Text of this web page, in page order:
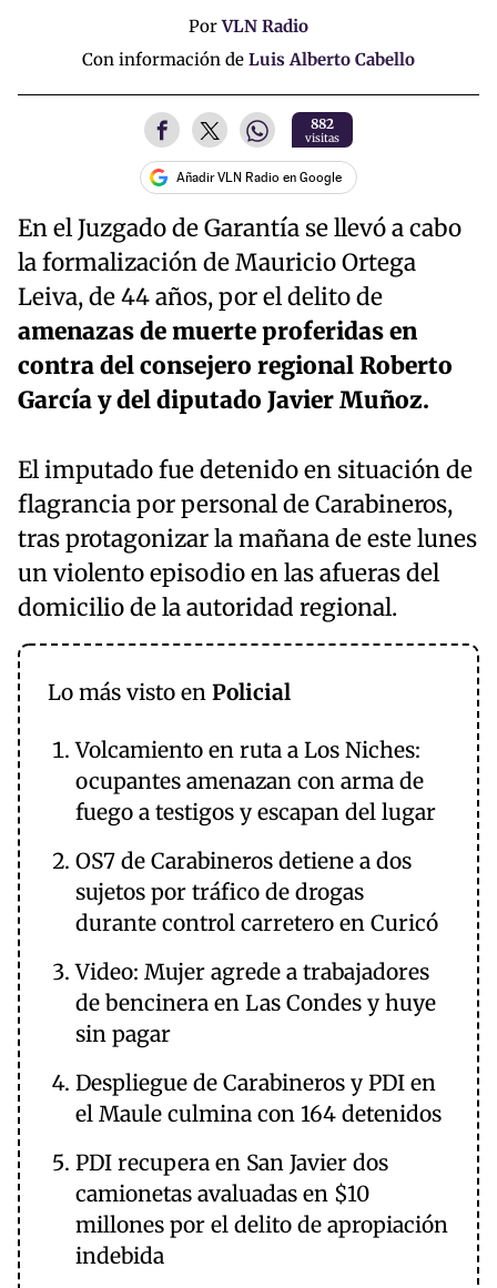
PorVLN Radio
Con información de Luis Alberto Cabello
882
visitas
Añadir VLN Radio en Google
En el Juzgado de Garantía se llevó a cabo
la formalización de Mauricio Ortega
Leiva, de 44 años, por el delito de
amenazas de muerte proferidas en
contra del consejero regional Roberto
García y del diputado Javier Muñoz.
El imputado fue detenido en situación de
flagrancia por personal de Carabineros,
tras protagonizar la mañana de este lunes
un violento episodio en las afueras del
domicilio de la autoridad regional.
Lo más visto en Policial
Volcamiento en ruta a Los Niches:
ocupantes amenazan con arma de
fuego a testigos y escapan del lugar
OS7 de Carabineros detiene a dos
sujetos por tráfico de drogas
durante control carretero en Curicó
Video: Mujer agrede a trabajadores
de bencinera en Las Condes y huye
sin pagar
Despliegue de Carabineros y PDI en
el Maule culmina con 164 detenidos
PDI recupera en San Javier dos
camionetas avaluadas en $10
millones por el delito de apropiación
indebida